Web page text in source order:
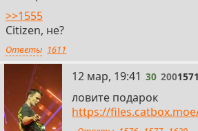
>>1555
Citizen, не?
Ответы 1611
30
12 мар, 19:41 30 2001571
ловите подарок
https://